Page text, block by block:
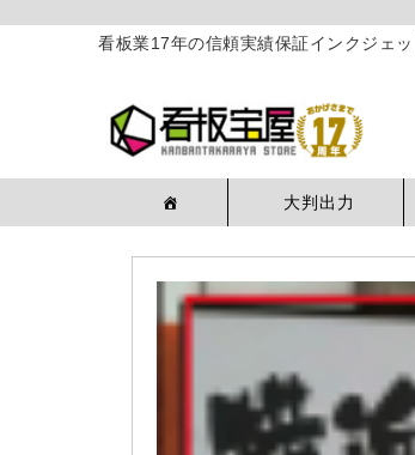
看板業17年の信頼実績保証インクジェ
大判出力